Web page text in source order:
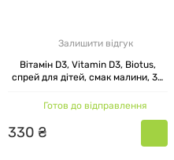
Залишити відгук
Вітамін D3, Vitamin D3, Biotus,
спрей для дітей, смак малини, 30
Готов до відправлення
330 ₴